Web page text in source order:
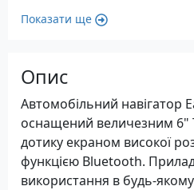
Показати ще
Опис
Автомобільний навігатор
оснащений величезним 6"
дотику екраном високої
функцією Bluetooth.
використання в будь-якому